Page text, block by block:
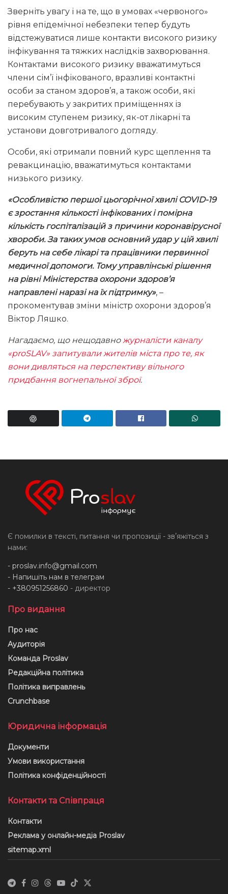
Зверніть увагу і на те, що в умовах «червоного»
рівня епідемічної небезпеки тепер будуть
відстежуватися лише контакти високого ризику
інфікування та тяжких наслідків захворювання.
Контактами високого ризику вважатимуться
члени сім’ї інфікованого, вразливі контактні
особи за станом здоров’я, а також особи, які
перебувають у закритих приміщеннях із
високим ступенем ризику, як-от лікарні та
установи довготривалого догляду.
Особи, які отримали повний курс щеплення та
ревакцинацію, вважатимуться контактами
низького ризику.
«Особливістю першої цьогорічної хвилі COVID-19
є зростання кількості інфікованих і помірна
кількість госпіталізацій з причини коронавірусної
хвороби. За таких умов основний удар у цій хвилі
беруть на себе лікарі та працівники первинної
медичної допомоги. Тому управлінські рішення
на рівні Міністерства охорони здоров’я
направлені наразі на їх підтримку», –
прокоментував зміни міністр охорони здоров’я
Віктор Ляшко.
Нагадаємо, що нещодавно журналісти каналу
«proSLAV» запитували жителів міста про те, як
вони дивляться на перспективу вільного
придбання вогнепальної зброї.
Є помилки в тексті, питання чи пропозиції - звʼяжіться з
нами:
- proslav.info@gmail.com
- Напишіть нам в телеграм
- +380951256860 - директор
Про видання
Про нас
Аудиторія
Команда Proslav
Редакційна політика
Політика виправлень
Crunchbase
Юридична інформація
Документи
Умови використання
Політика конфіденційності
Контакти та Співпраця
Контакти
Реклама у онлайн-медіа Proslav
sitemap.xml